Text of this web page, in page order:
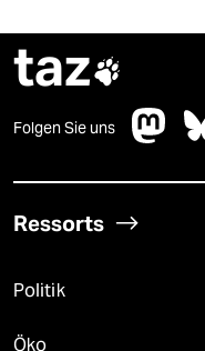
taz
Folgen Sie uns
Ressorts
Politik
Öko